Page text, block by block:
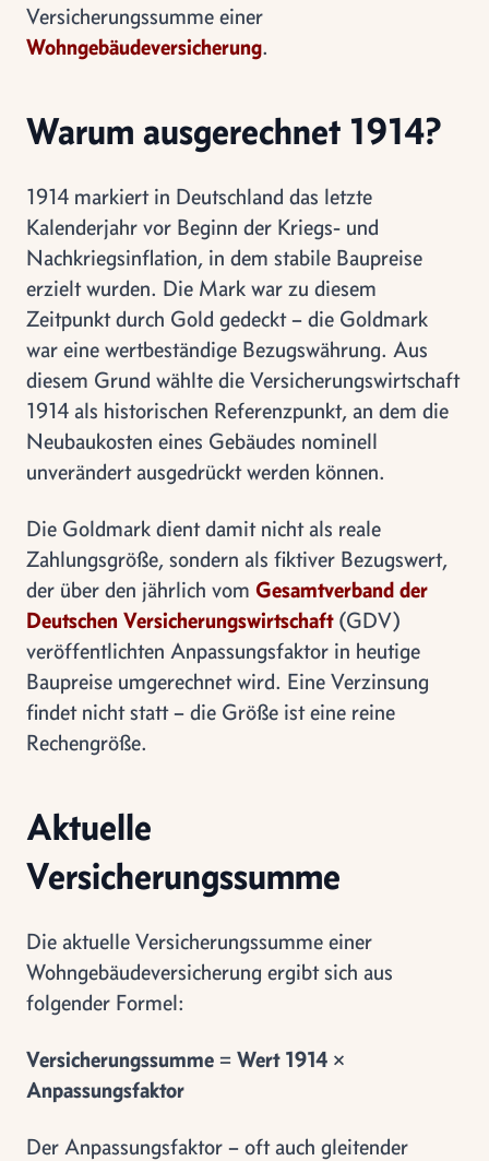
Versicherungssumme einer
Wohngebäudeversicherung.
Warum ausgerechnet 1914?
1914 markiert in Deutschland das letzte
Kalenderjahr vor Beginn der Kriegs- und
Nachkriegsinflation, in dem stabile Baupreise
erzielt wurden. Die Mark war zu diesem
Zeitpunkt durch Gold gedeckt – die Goldmark
war eine wertbeständige Bezugswährung. Aus
diesem Grund wählte die Versicherungswirtschaft
1914 als historischen Referenzpunkt, an dem die
Neubaukosten eines Gebäudes nominell
unverändert ausgedrückt werden können.
Die Goldmark dient damit nicht als reale
Zahlungsgröße, sondern als fiktiver Bezugswert,
der über den jährlich vom Gesamtverband der
Deutschen Versicherungswirtschaft(GDV)
veröffentlichten Anpassungsfaktor in heutige
Baupreise umgerechnet wird. Eine Verzinsung
findet nicht statt – die Größe ist eine reine
Rechengröße.
Aktuelle
Versicherungssumme
Die aktuelle Versicherungssumme einer
Wohngebäudeversicherung ergibt sich aus
folgender Formel:
Versicherungssumme = Wert 1914 ×
Anpassungsfaktor
Der Anpassungsfaktor – oft auch gleitender